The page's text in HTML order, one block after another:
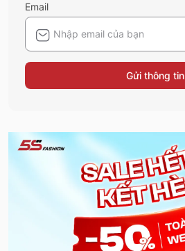
Email
Gửi thông tin